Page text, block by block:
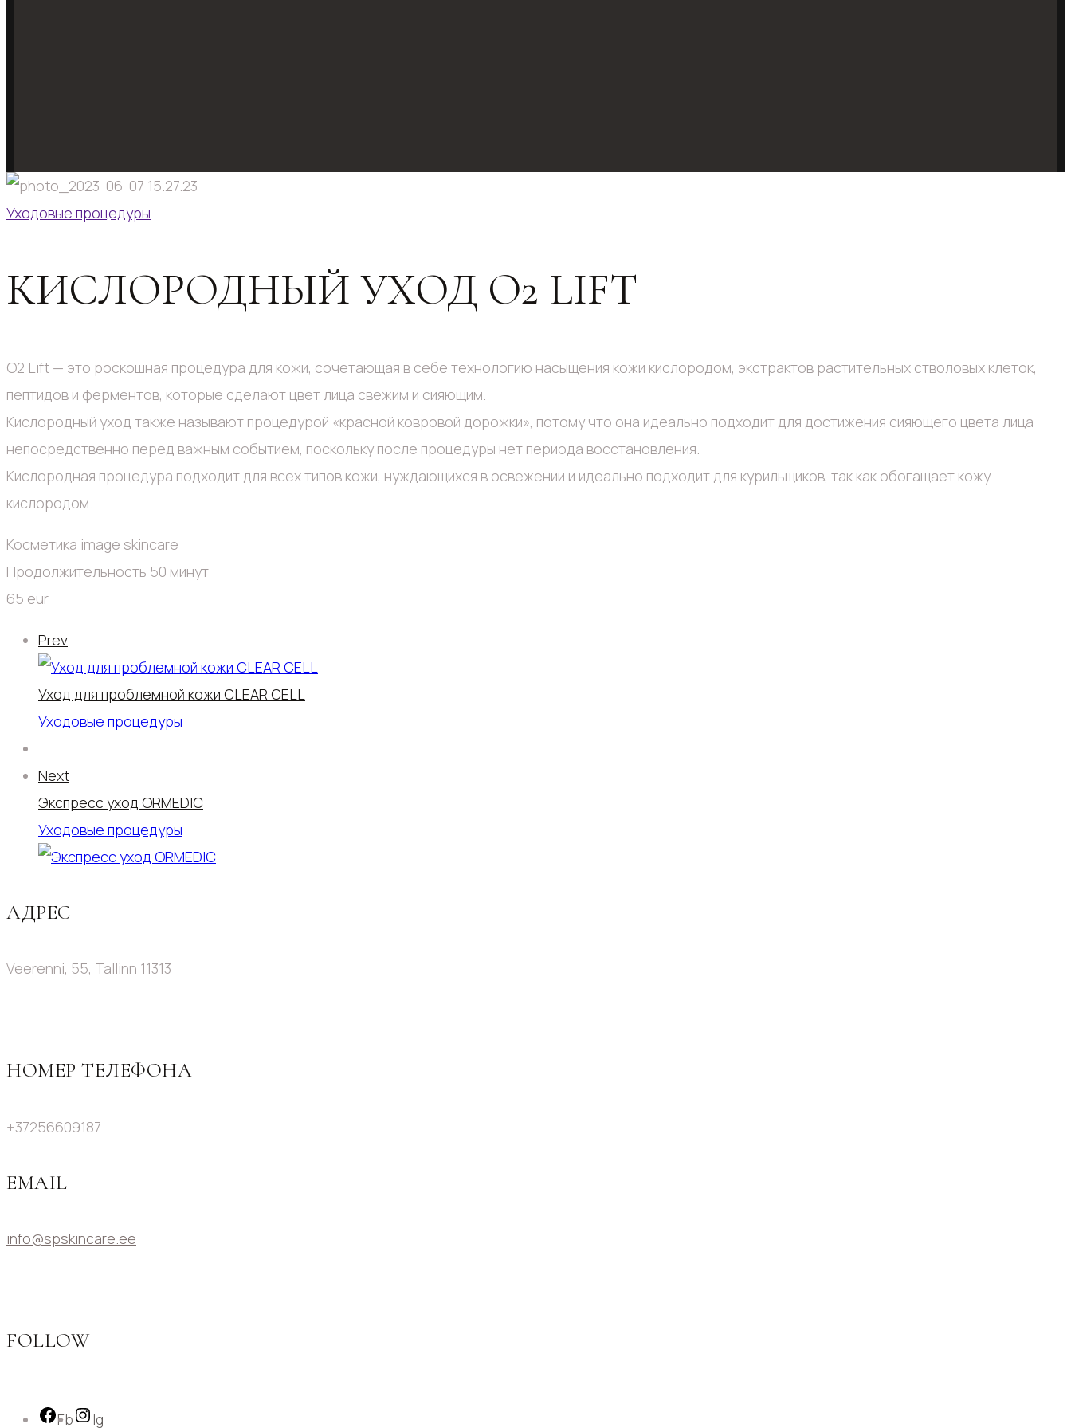
Уходовые процедуры
КИСЛОРОДНЫЙ УХОД O2 LIFT
O2 Lift — это роскошная процедура для кожи, сочетающая в себе технологию насыщения кожи кислородом, экстрактов растительных стволовых клеток,
пептидов и ферментов, которые сделают цвет лица свежим и сияющим.
Кислородный уход также называют процедурой «красной ковровой дорожки», потому что она идеально подходит для достижения сияющего цвета лица
непосредственно перед важным событием, поскольку после процедуры нет периода восстановления.
Кислородная процедура подходит для всех типов кожи, нуждающихся в освежении и идеально подходит для курильщиков, так как обогащает кожу
кислородом.
Косметика image skincare
Продолжительность 50 минут
65 eur
Prev
Уход для проблемной кожи CLEAR CELL
Уходовые процедуры
Next
Экспресс уход ORMEDIC
Уходовые процедуры
АДРЕС
Veerenni, 55, Tallinn 11313
НОМЕР ТЕЛЕФОНА
+37256609187
EMAIL
info@spskincare.ee
FOLLOW
Fb Ig